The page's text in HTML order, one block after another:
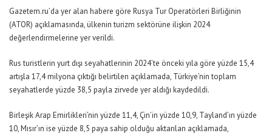
Gazetem.ru’da yer alan habere göre Rusya Tur Operatörleri Birliğinin
(ATOR) açıklamasında, ülkenin turizm sektörüne ilişkin 2024
değerlendirmelerine yer verildi.
Rus turistlerin yurt dışı seyahatlerinin 2024’te önceki yıla göre yüzde 15,4
artışla 17,4 milyona çıktığı belirtilen açıklamada, Türkiye’nin toplam
seyahatlerde yüzde 38,5 payla zirvede yer aldığı kaydedildi.
Birleşik Arap Emirlikleri’nin yüzde 11,4, Çin’in yüzde 10,9, Tayland’ın yüzde
10, Mısır’ın ise yüzde 8,5 paya sahip olduğu aktarılan açıklamada,